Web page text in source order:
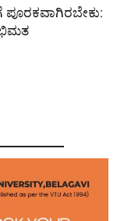
ಪೂರಕವಾಗಿರಬೇಕು: